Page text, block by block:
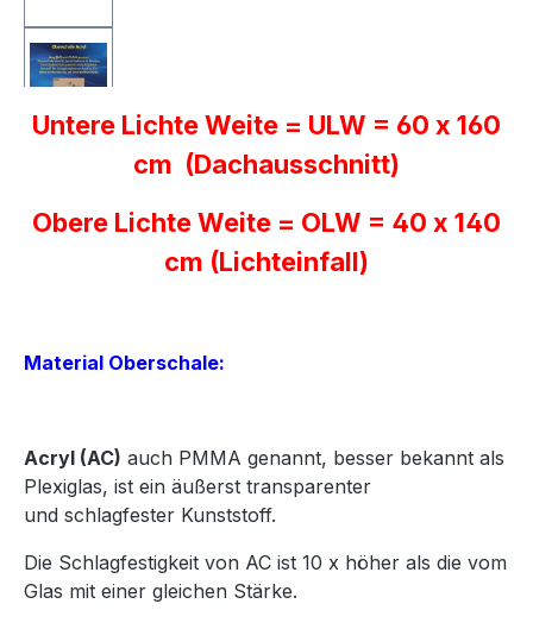
Untere Lichte Weite = ULW = 60 x 160
cm (Dachausschnitt)
Obere Lichte Weite = OLW = 40 x 140
cm (Lichteinfall)
Material Oberschale:
Acryl (AC) auch PMMA genannt, besser bekannt als
Plexiglas, ist ein äußerst transparenter
und schlagfester Kunststoff.
Die Schlagfestigkeit von AC ist 10 x höher als die vom
Glas mit einer gleichen Stärke.